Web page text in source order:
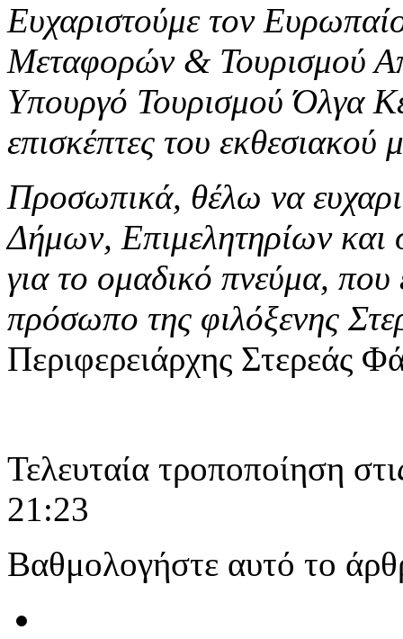
Ευχαριστούμε τον
Μεταφορών & Τουρισμού
Υπουργό Τουρισμού Όλγα
επισκέπτες του εκθεσιακού
Προσωπικά, θέλω να
Δήμων, Επιμελητηρίων και
για το ομαδικό πνεύμα,
πρόσωπο της φιλόξενης
Περιφερειάρχης Στερεάς
Τελευταία τροποποίηση
21:23
Βαθμολογήστε αυτό το